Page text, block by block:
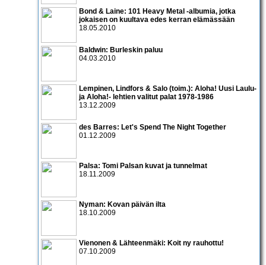
Bond & Laine: 101 Heavy Metal -albumia, jotka
jokaisen on kuultava edes kerran elämässään
18.05.2010
Baldwin: Burleskin paluu
04.03.2010
Lempinen, Lindfors & Salo (toim.): Aloha! Uusi Laulu-
ja Aloha!- lehtien valitut palat 1978-1986
13.12.2009
des Barres: Let's Spend The Night Together
01.12.2009
Palsa: Tomi Palsan kuvat ja tunnelmat
18.11.2009
Nyman: Kovan päivän ilta
18.10.2009
Vienonen & Lähteenmäki: Koit ny rauhottu!
07.10.2009